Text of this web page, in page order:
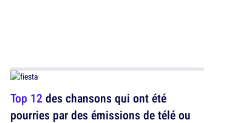
Top 12 des chansons qui ont été
pourries par des émissions de télé ou